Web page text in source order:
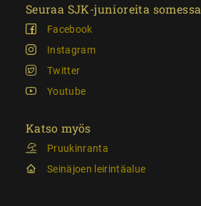
Seuraa SJK-junioreita somessa
Facebook
Instagram
Twitter
Youtube
Katso myös
Pruukinranta
Seinäjoen leirintäalue